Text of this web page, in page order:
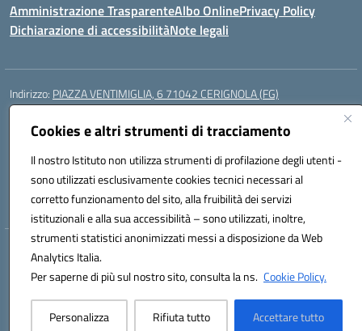
Cookies e altri strumenti di tracciamento
Il nostro Istituto non utilizza strumenti di profilazione degli utenti -
sono utilizzati esclusivamente cookies tecnici necessari al
corretto funzionamento del sito, alla fruibilità dei servizi
istituzionali e alla sua accessibilità – sono utilizzati, inoltre,
strumenti statistici anonimizzati messi a disposizione da Web
Analytics Italia.
Per saperne di più sul nostro sito, consulta la ns. Cookie Policy.
Personalizza Rifiuta tutto Accettare tutto
Amministrazione TrasparenteAlbo OnlinePrivacy Policy
Dichiarazione di accessibilitàNote legali
Indirizzo: PIAZZA VENTIMIGLIA, 6 71042 CERIGNOLA (FG)
Centralino:0885/422972 Email:FGIC84600D@istruzione.it
Posta elettronica certificata (PEC):FGIC84600D@pec.istruzione.it
Codice fiscale: 81004320719
Codice meccanografico:FGIC84600D
Codice Indice delle Pubbliche Amministrazioni (IPA): istsc_FGIC84600D
Hosting & Powered by 3D Solution S.r.l.
Concept & Design by Designers Italia